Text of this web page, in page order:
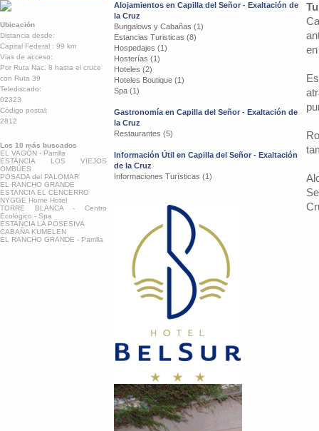
Ubicación
Distancia desde:
Capital Federal : 99 km
Vias de acceso:
Por Ruta Nac. 8 hasta el cruce
con Ruta 39
Telediscado:
02323
Código postal:
2812
Los 10 más buscados
EL VAGÓN - Parrilla
ESTANCIA LOS VIEJOS
OMBÚES
POSADA del PALOMAR
EL RANCHO GRANDE
ESTANCIA EL CENCERRO
NYGGE Home Hotel
TORRE BLANCA - Centro
Ecológico - Spa
ESTANCIA LA POSESIVA
CABAÑA KUMELEN
EL RANCHO GRANDE - Parrilla
Alojamientos en Capilla del Señor - Exaltación de
la Cruz
Bungalows y Cabañas (1)
Estancias Turisticas (8)
Hospedajes (1)
Hosterías (1)
Hoteles (2)
Hoteles Boutique (1)
Spa (1)
Gastronomía en Capilla del Señor - Exaltación de
la Cruz
Restaurantes (5)
Información Útil en Capilla del Señor - Exaltación
de la Cruz
Informaciones Turísticas (1)